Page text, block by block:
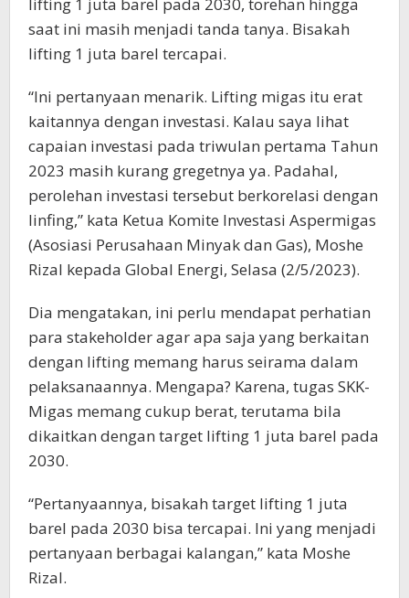
saat ini masih menjadi tanda tanya. Bisakah
lifting 1 juta barel tercapai.
“Ini pertanyaan menarik. Lifting migas itu erat
kaitannya dengan investasi. Kalau saya lihat
capaian investasi pada triwulan pertama Tahun
2023 masih kurang gregetnya ya. Padahal,
perolehan investasi tersebut berkorelasi dengan
linfing,” kata Ketua Komite Investasi Aspermigas
(Asosiasi Perusahaan Minyak dan Gas), Moshe
Rizal kepada Global Energi, Selasa (2/5/2023).
Dia mengatakan, ini perlu mendapat perhatian
para stakeholder agar apa saja yang berkaitan
dengan lifting memang harus seirama dalam
pelaksanaannya. Mengapa? Karena, tugas SKK-
Migas memang cukup berat, terutama bila
dikaitkan dengan target lifting 1 juta barel pada
2030.
“Pertanyaannya, bisakah target lifting 1 juta
barel pada 2030 bisa tercapai. Ini yang menjadi
pertanyaan berbagai kalangan,” kata Moshe
Rizal.